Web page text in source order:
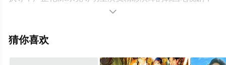
大结局剧情已揭晓（1-12全集），手机免费观看高清未删
至豆瓣电视剧、电视猫或剧情网等平台了解。

猜你喜欢